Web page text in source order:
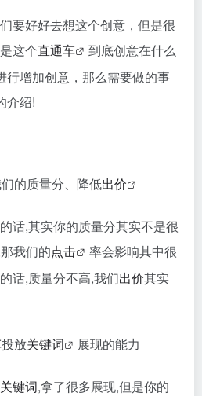
要好好去想这个创意，但是很
这个直通车
到底创意在什么
行增加创意，那么需要做的事
介绍!
的质量分、降低出价
话,其实你的质量分其实不是很
我们的点击
率会影响其中很
话,质量分不高,我们出价其实
投放关键词 展现的能力
关键词,拿了很多展现,但是你的